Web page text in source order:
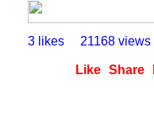
3 likes 21168 views
Like Share